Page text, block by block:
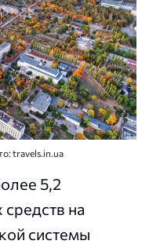
travels.in.ua
5,2
на
системы